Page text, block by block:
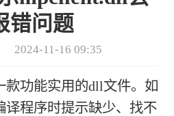
错问题
2024-11-16 09:35
款功能实用的dll文件。如
译程序时提示缺少、找不